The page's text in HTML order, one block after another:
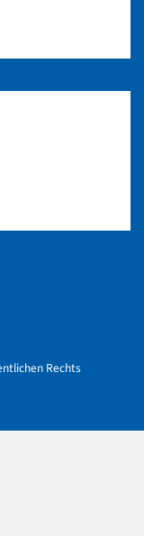
Rechts